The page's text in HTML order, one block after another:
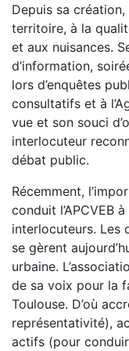
Depuis sa création,
territoire, à la
et aux nuisances.
d’information,
lors d’enquêtes
consultatifs et à
vue et son souci
interlocuteur
débat public.
Récemment,
conduit l’APCVEB
interlocuteurs. Les
se gèrent
urbaine.
de sa voix pour la
Toulouse. D’où
représentativité),
actifs (pour